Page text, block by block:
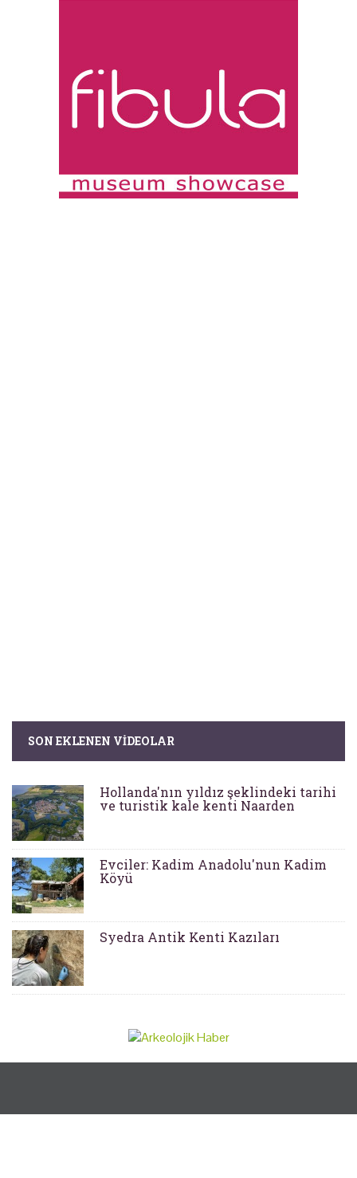
SON EKLENEN VIDEOLAR
Hollanda'nın yıldız şeklindeki tarihi
ve turistik kale kenti Naarden
Evciler: Kadim Anadolu'nun Kadim
Köyü
Syedra Antik Kenti Kazıları